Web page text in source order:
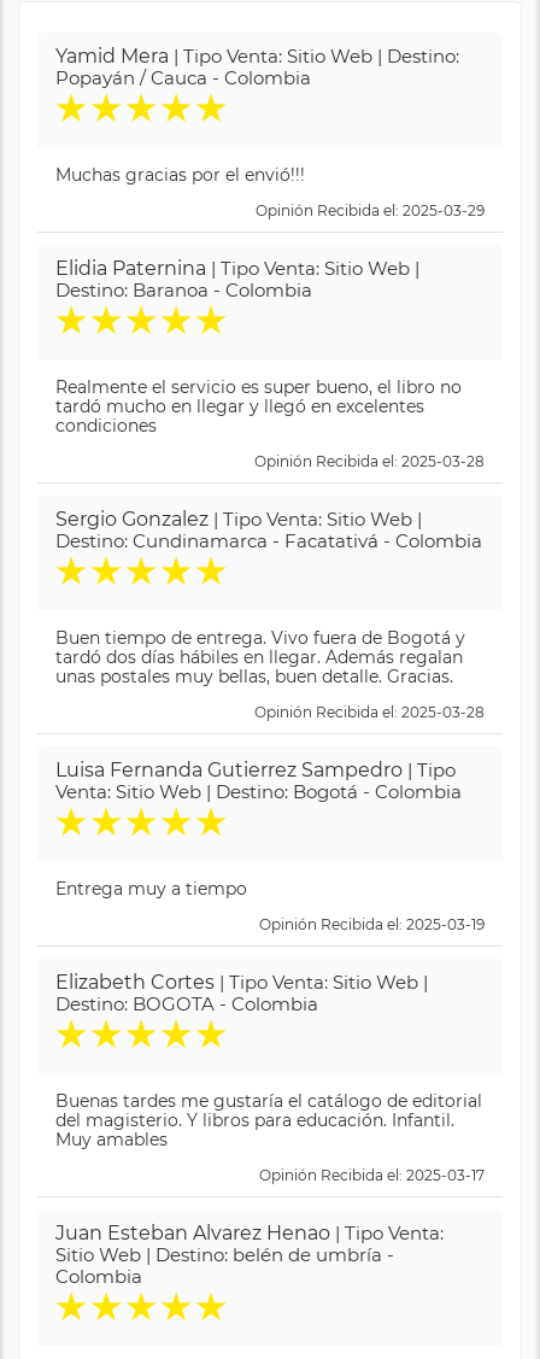
Yamid Mera | Tipo Venta: Sitio Web | Destino:
Popayán / Cauca - Colombia
★★★★★
Muchas gracias por el envió!!!
Opinión Recibida el: 2025-03-29
Elidia Paternina | Tipo Venta: Sitio Web |
Destino: Baranoa - Colombia
★★★★★
Realmente el servicio es super bueno, el libro no
tardó mucho en llegar y llegó en excelentes
condiciones
Opinión Recibida el: 2025-03-28
Sergio Gonzalez | Tipo Venta: Sitio Web |
Destino: Cundinamarca - Facatativá - Colombia
★★★★★
Buen tiempo de entrega. Vivo fuera de Bogotá y
tardó dos días hábiles en llegar. Además regalan
unas postales muy bellas, buen detalle. Gracias.
Opinión Recibida el: 2025-03-28
Luisa Fernanda Gutierrez Sampedro | Tipo
Venta: Sitio Web | Destino: Bogotá - Colombia
★★★★★
Entrega muy a tiempo
Opinión Recibida el: 2025-03-19
Elizabeth Cortes | Tipo Venta: Sitio Web |
Destino: BOGOTA - Colombia
★★★★★
Buenas tardes me gustaría el catálogo de editorial
del magisterio. Y libros para educación. Infantil.
Muy amables
Opinión Recibida el: 2025-03-17
Juan Esteban Alvarez Henao | Tipo Venta:
Sitio Web | Destino: belén de umbría -
Colombia
★★★★★